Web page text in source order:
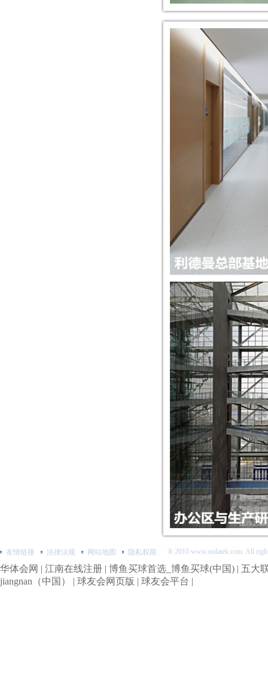
友情链接 法律法规 网站地图 隐私权限 ® 2010 www.nolatek.com. All
华体会网 | 江南在线注册 | 博鱼买球首选_博鱼买球(中国) | 五大
jiangnan（中国）
| 球友会网页版 | 球友会平台 |